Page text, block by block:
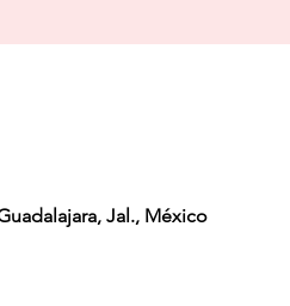
Jal., México